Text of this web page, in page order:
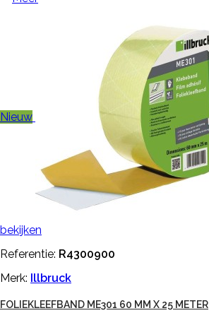
Nieuw
bekijken
Referentie: R4300900
Merk: Illbruck
FOLIEKLEEFBAND ME301 60 MM X 25 METER